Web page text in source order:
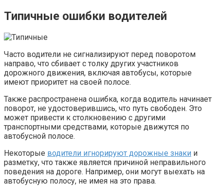
Типичные ошибки водителей
Часто водители не сигнализируют перед поворотом
направо, что сбивает с толку других участников
дорожного движения, включая автобусы, которые
имеют приоритет на своей полосе.
Также распространена ошибка, когда водитель начинает
поворот, не удостоверившись, что путь свободен. Это
может привести к столкновению с другими
транспортными средствами, которые движутся по
автобусной полосе.
Некоторые водители игнорируют дорожные знаки и
разметку, что также является причиной неправильного
поведения на дороге. Например, они могут выехать на
автобусную полосу, не имея на это права.